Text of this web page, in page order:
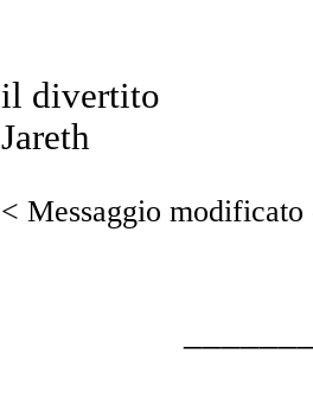
il divertito
Jareth
< Messaggio